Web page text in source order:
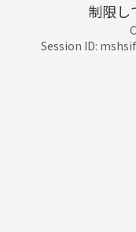
制限し
Session ID: